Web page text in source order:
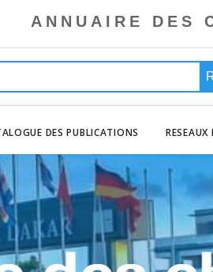
ANNUAIRE DES
DES PUBLICATIONS